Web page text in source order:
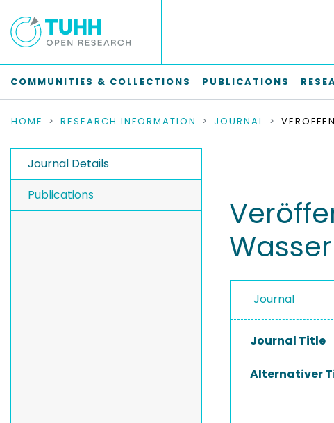
COMMUNITIES & COLLECTIONS PUBLICATIONS
HOME RESEARCH INFORMATION JOURNAL
Journal Details
Publications
Journal
Journal Title
Alternativer